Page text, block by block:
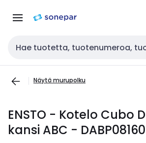
navigointiinsisältöön
Haku
Näytä murupolku
ENSTO - Kotelo Cubo
kansi ABC -